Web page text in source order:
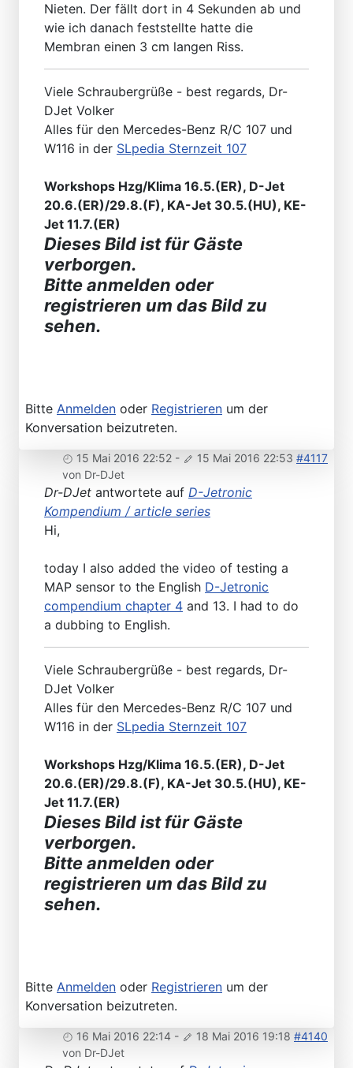
Nieten. Der fällt dort in 4 Sekunden ab und
wie ich danach feststellte hatte die
Membran einen 3 cm langen Riss.
Viele Schraubergrüße - best regards, Dr-
DJet Volker
Alles für den Mercedes-Benz R/C 107 und
W116 in der SLpedia Sternzeit 107
Workshops Hzg/Klima 16.5.(ER), D-Jet
20.6.(ER)/29.8.(F), KA-Jet 30.5.(HU), KE-
Jet 11.7.(ER)
Dieses Bild ist für Gäste
verborgen.
Bitte anmelden oder
registrieren um das Bild zu
sehen.
Bitte Anmelden oder Registrieren um der
Konversation beizutreten.
15 Mai 2016 22:52 - 15 Mai 2016 22:53 #4117
von Dr-DJet
Dr-DJet antwortete auf D-Jetronic
Kompendium / article series
Hi,
today I also added the video of testing a
MAP sensor to the English D-Jetronic
compendium chapter 4 and 13. I had to do
a dubbing to English.
Viele Schraubergrüße - best regards, Dr-
DJet Volker
Alles für den Mercedes-Benz R/C 107 und
W116 in der SLpedia Sternzeit 107
Workshops Hzg/Klima 16.5.(ER), D-Jet
20.6.(ER)/29.8.(F), KA-Jet 30.5.(HU), KE-
Jet 11.7.(ER)
Dieses Bild ist für Gäste
verborgen.
Bitte anmelden oder
registrieren um das Bild zu
sehen.
Bitte Anmelden oder Registrieren um der
Konversation beizutreten.
16 Mai 2016 22:14 - 18 Mai 2016 19:18 #4140
von Dr-DJet